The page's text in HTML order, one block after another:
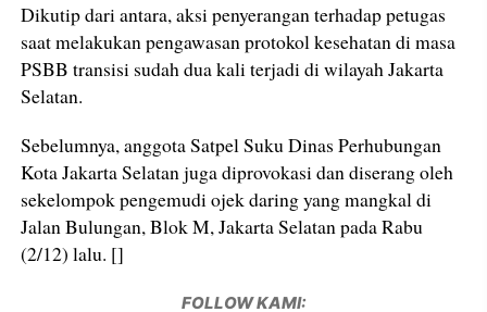
Dikutip dari antara, aksi penyerangan terhadap petugas
saat melakukan pengawasan protokol kesehatan di masa
PSBB transisi sudah dua kali terjadi di wilayah Jakarta
Selatan.
Sebelumnya, anggota Satpel Suku Dinas Perhubungan
Kota Jakarta Selatan juga diprovokasi dan diserang oleh
sekelompok pengemudi ojek daring yang mangkal di
Jalan Bulungan, Blok M, Jakarta Selatan pada Rabu
(2/12) lalu. []
FOLLOW KAMI: